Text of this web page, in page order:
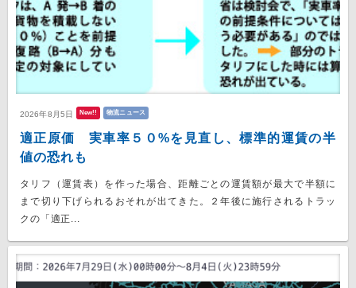
2026年8月5日 New!! 物流ニュース
適正原価 実車率５０%を見直し、標準的運賃の半
値の恐れも
タリフ（運賃表）を作った場合、距離ごとの運賃額が最大で半額に
まで切り下げられるおそれが出てきた。２年後に施行されるトラッ
クの「適正...